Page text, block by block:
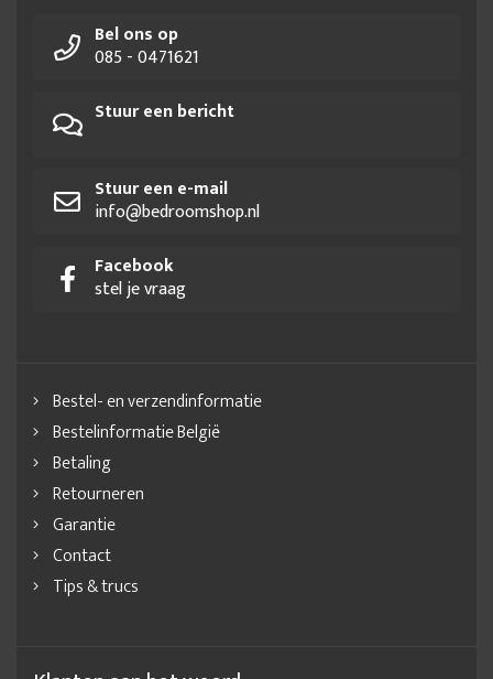
Bel ons op
085 - 0471621
Stuur een bericht
Stuur een e-mail
info@bedroomshop.nl
Facebook
stel je vraag
Bestel- en verzendinformatie
Bestelinformatie België
Betaling
Retourneren
Garantie
Contact
Tips & trucs